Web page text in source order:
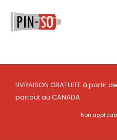
contenu
LIVRAISON GRATUITE à partir
partout au CANADA.
Non